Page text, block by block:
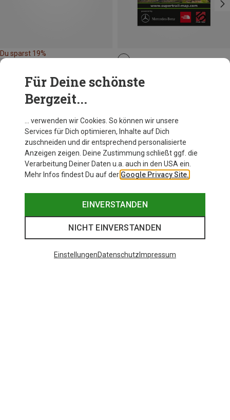
Du sparst 19%
Supertrail Map
Nyon / La Dole - MTB
Andere Kunden kauften auch
Für Deine schönste
Bergzeit...
… verwenden wir Cookies. So können wir unsere
Services für Dich optimieren, Inhalte auf Dich
zuschneiden und dir entsprechend personalisierte
Anzeigen zeigen. Deine Zustimmung schließt ggf. die
Verarbeitung Deiner Daten u.a. auch in den USA ein.
Mehr Infos findest Du auf der Google Privacy Site.
EINVERSTANDEN
NICHT EINVERSTANDEN
EinstellungenDatenschutz Impressum